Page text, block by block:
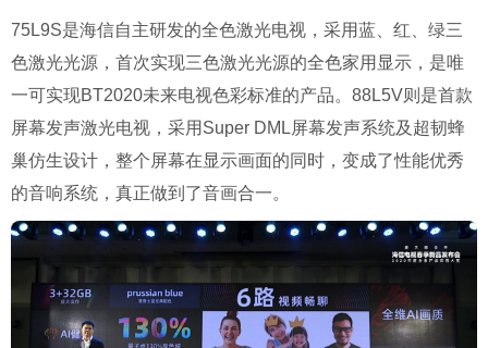
75L9S是海信自主研发的全色激光电视，采用蓝、红、绿三
色激光光源，首次实现三色激光光源的全色家用显示，是唯
一可实现BT2020未来电视色彩标准的产品。88L5V则是首款
屏幕发声激光电视，采用Super DML屏幕发声系统及超韧蜂
巢仿生设计，整个屏幕在显示画面的同时，变成了性能优秀
的音响系统，真正做到了音画合一。